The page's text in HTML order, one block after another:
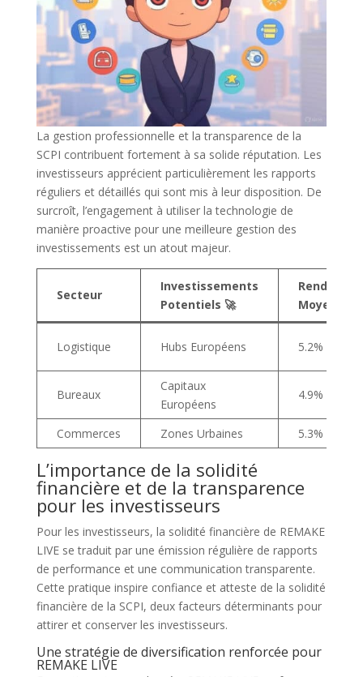
La gestion professionnelle et la transparence de la
SCPI contribuent fortement à sa solide réputation. Les
investisseurs apprécient particulièrement les rapports
réguliers et détaillés qui sont mis à leur disposition. De
surcroît, l’engagement à utiliser la technologie de
manière proactive pour une meilleure gestion des
investissements est un atout majeur.
Secteur
Investissements
Potentiels 🚀
Moyen
Logistique Hubs Européens 5.2%
Bureaux
Capitaux
Européens
4.9%
Commerces Zones Urbaines 5.3%
L’importance de la solidité
financière et de la transparence
pour les investisseurs
Pour les investisseurs, la solidité financière de REMAKE
LIVE se traduit par une émission régulière de rapports
de performance et une communication transparente.
Cette pratique inspire confiance et atteste de la solidité
financière de la SCPI, deux facteurs déterminants pour
attirer et conserver les investisseurs.
Une stratégie de diversification renforcée pour
REMAKE LIVE